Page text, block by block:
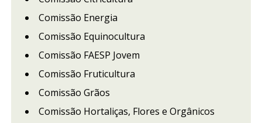
Comissão Energia
Comissão Equinocultura
Comissão FAESP Jovem
Comissão Fruticultura
Comissão Grãos
Comissão Hortaliças, Flores e Orgânicos